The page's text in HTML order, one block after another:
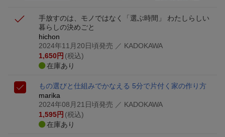
手放すのは、モノではなく「選ぶ時間」 わたしらしい
暮らしの決めごと
hichon
2024年11月20日頃発売 ／ KADOKAWA
1,650円 (税込)
在庫あり
もの選びと仕組みでかなえる 5分で片付く家の作り方
marika
2024年08月21日頃発売 ／ KADOKAWA
1,595円 (税込)
在庫あり